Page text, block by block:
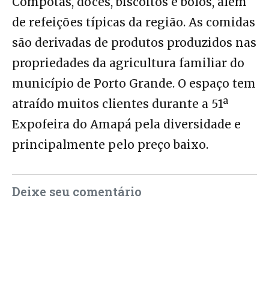
de refeições típicas da região. As comidas
são derivadas de produtos produzidos nas
propriedades da agricultura familiar do
município de Porto Grande. O espaço tem
atraído muitos clientes durante a 51ª
Expofeira do Amapá pela diversidade e
principalmente pelo preço baixo.
Deixe seu comentário